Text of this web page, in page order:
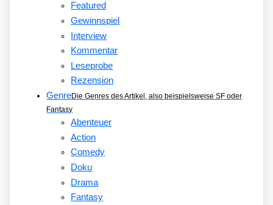
Featured
Gewinnspiel
Interview
Kommentar
Leseprobe
Rezension
GenreDie Genres des Artikel, also beispielsweise SF oder
Fantasy
Abenteuer
Action
Comedy
Doku
Drama
Fantasy